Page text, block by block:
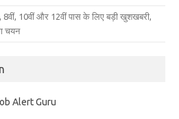
8वीं, 10वीं और 12वीं पास के लिए बड़ी खुशखबरी,
चयन
Alert Guru